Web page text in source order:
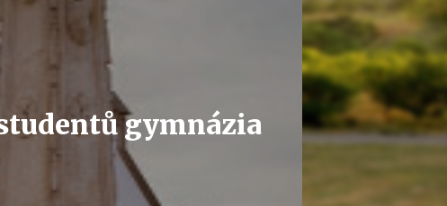
gymnázia